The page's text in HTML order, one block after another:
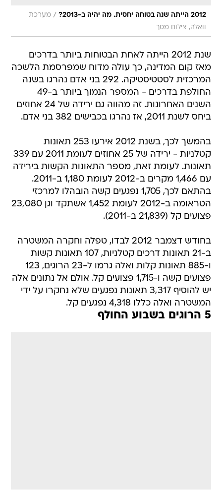
2012 הייתה שנה בטוחה יחסית. מה יהיה ב-2013? / מערכת
וואלה, צילום מסך
שנת 2012 הייתה לאחת הבטוחות ביותר בדרכים
מאז קום המדינה, כך עולה מדוח שמפרסמת הלשכה
המרכזית לסטטיסטיקה. 292 בני אדם נהרגו בשנה
החולפת בדרכים - המספר הנמוך ביותר ב-49
השנים האחרונות. זה מהווה גם ירידה של 24 אחוזים
ביחס לשנת 2011, אז נהרגו בכבישים 382 בני אדם.
בהמשך לכך, בשנת 2012 אירעו 253 תאונות
קטלניות - ירידה של 25 אחוזים לעומת 2011 עם 339
תאונות. לעומת זאת, מספר התאונות הקשות בירידה
עם 1,466 מקרים ב-2012 לעומת 1,180 ב-2011.
בהתאם לכך, 1,705 נפגעים קשה הובהלו למרכזי
הטראומה ב-2012 לעומת 1,452 אשתקד וגן 23,080
פצועים קל (21,839 ב-2011).
בחודש דצמבר 2012 לבדו, טפלה וחקרה המשטרה
ב-21 תאונות דרכים קטלניות, 107 תאונות קשות
ו-885 תאונות קלות ואלה גרמו ל-23 הרוגים, 123
פצועים קשה ו-1,715 פצועים קל. אולם אל נתונים אלה
יש להוסיף 3,317 תאונות נפגעים שלא נחקרו על ידי
המשטרה ואלה כללו 4,318 נפגעים קל.
5 הרוגים בשבוע החולף